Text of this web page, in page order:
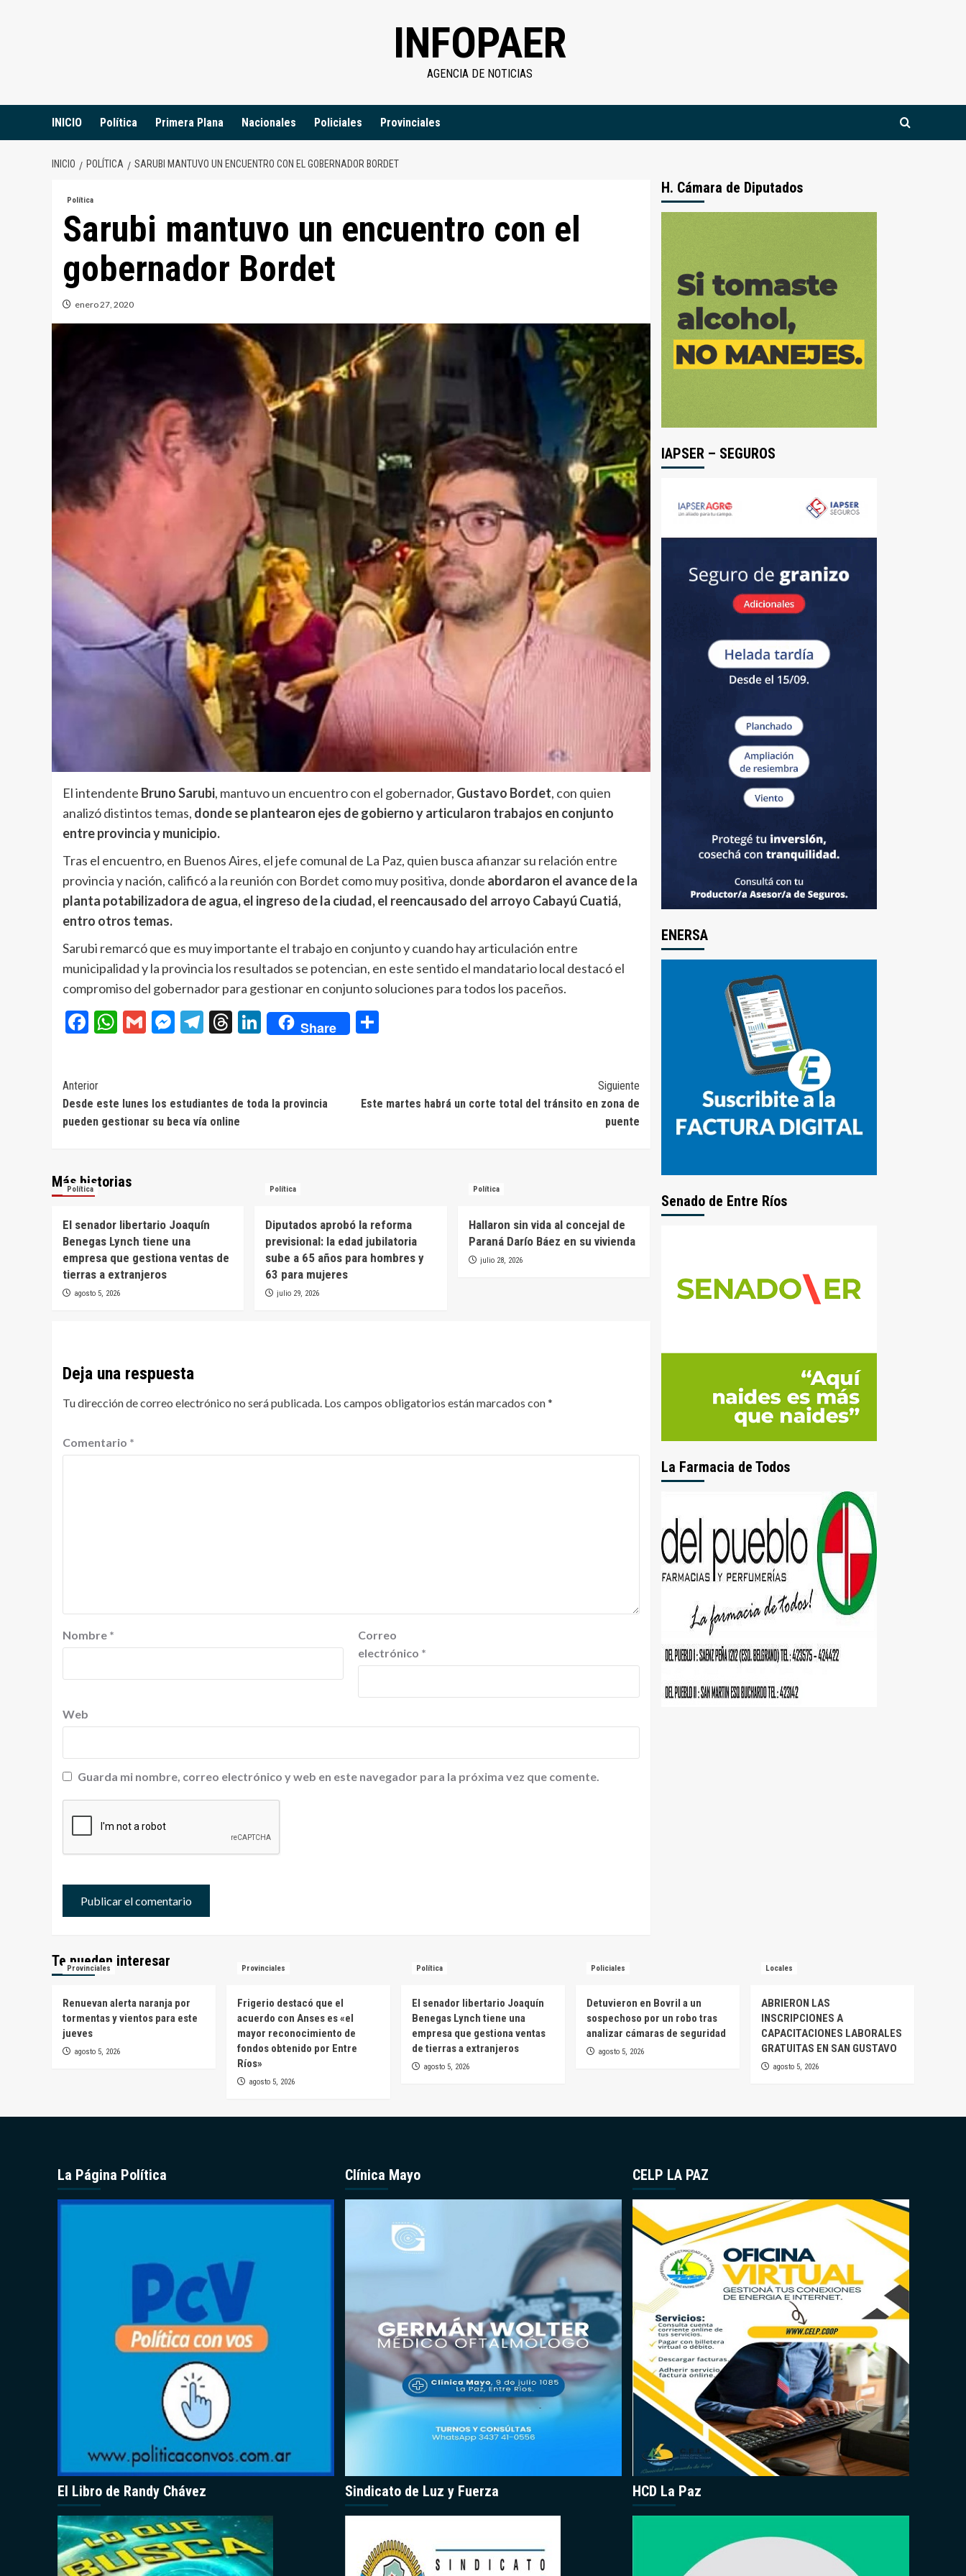
INFOPAER
AGENCIA DE NOTICIAS
INICIO Política Primera Plana Nacionales Policiales Provinciales
INICIO POLÍTICA SARUBI MANTUVO UN ENCUENTRO CON EL GOBERNADOR BORDET
Política
Sarubi mantuvo un encuentro con el
gobernador Bordet
enero 27, 2020
El intendente Bruno Sarubi, mantuvo un encuentro con el gobernador, Gustavo Bordet, con quien
analizó distintos temas, donde se plantearon ejes de gobierno y articularon trabajos en conjunto
entre provincia y municipio.
Tras el encuentro, en Buenos Aires, el jefe comunal de La Paz, quien busca afianzar su relación entre
provincia y nación, calificó a la reunión con Bordet como muy positiva, donde abordaron el avance de la
planta potabilizadora de agua, el ingreso de la ciudad, el reencausado del arroyo Cabayú Cuatiá,
entro otros temas.
Sarubi remarcó que es muy importante el trabajo en conjunto y cuando hay articulación entre
municipalidad y la provincia los resultados se potencian, en este sentido el mandatario local destacó el
compromiso del gobernador para gestionar en conjunto soluciones para todos los paceños.
Facebook
WhatsApp
GmailMessenger
Telegram
Threads
LinkedIn
Share
Navegación
de
entradas
Anterior
Desde este lunes los estudiantes de toda la provincia
pueden gestionar su beca vía online
Siguiente
Este martes habrá un corte total del tránsito en zona de
puente
Más historias
Política
El senador libertario Joaquín
Benegas Lynch tiene una
empresa que gestiona ventas de
tierras a extranjeros
agosto 5, 2026
Política
Diputados aprobó la reforma
previsional: la edad jubilatoria
sube a 65 años para hombres y
63 para mujeres
julio 29, 2026
Política
Hallaron sin vida al concejal de
Paraná Darío Báez en su vivienda
julio 28, 2026
Deja una respuesta
Tu dirección de correo electrónico no será publicada. Los campos obligatorios están marcados con*
Comentario *
Nombre *
Correo
electrónico *
Web
Guarda mi nombre, correo electrónico y web en este navegador para la próxima vez que comente.
H. Cámara de Diputados
IAPSER – SEGUROS
ENERSA
Senado de Entre Ríos
La Farmacia de Todos
Te pueden interesar
Provinciales
Renuevan alerta naranja por
tormentas y vientos para este
jueves
agosto 5, 2026
Provinciales
Frigerio destacó que el
acuerdo con Anses es «el
mayor reconocimiento de
fondos obtenido por Entre
Ríos»
agosto 5, 2026
Política
El senador libertario Joaquín
Benegas Lynch tiene una
empresa que gestiona ventas
de tierras a extranjeros
agosto 5, 2026
Policiales
Detuvieron en Bovril a un
sospechoso por un robo tras
analizar cámaras de seguridad
agosto 5, 2026
Locales
ABRIERON LAS
INSCRIPCIONES A
CAPACITACIONES LABORALES
GRATUITAS EN SAN GUSTAVO
agosto 5, 2026
La Página Política
El Libro de Randy Chávez
Clínica Mayo
Sindicato de Luz y Fuerza
CELP LA PAZ
HCD La Paz